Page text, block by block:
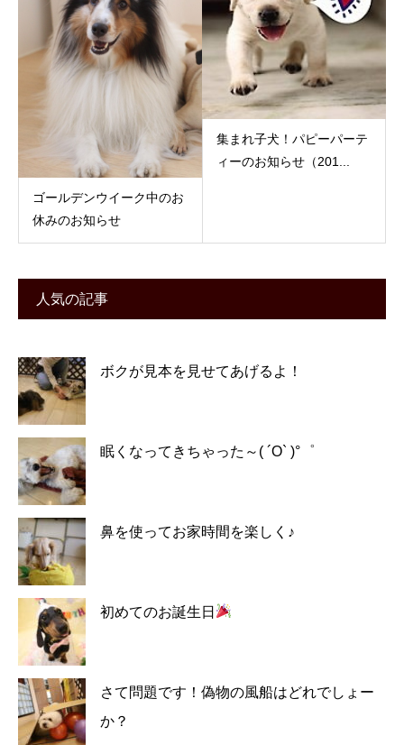
ゴールデンウイーク中のお
休みのお知らせ
集まれ子犬！パピーパーテ
ィーのお知らせ（201...
人気の記事
ボクが見本を見せてあげるよ！
眠くなってきちゃった～( ´O` )°゜
鼻を使ってお家時間を楽しく♪
初めてのお誕生日
さて問題です！偽物の風船はどれでしょー
か？